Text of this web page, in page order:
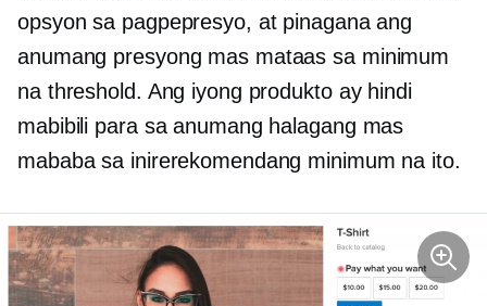
opsyon sa pagpepresyo, at pinagana ang
anumang presyong mas mataas sa minimum
na threshold. Ang iyong produkto ay hindi
mabibili para sa anumang halagang mas
mababa sa inirerekomendang minimum na ito.